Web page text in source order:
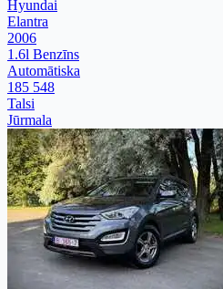
Hyundai
Elantra
2006
1.6l Benzīns
Automātiska
185 548
Talsi
Jūrmala